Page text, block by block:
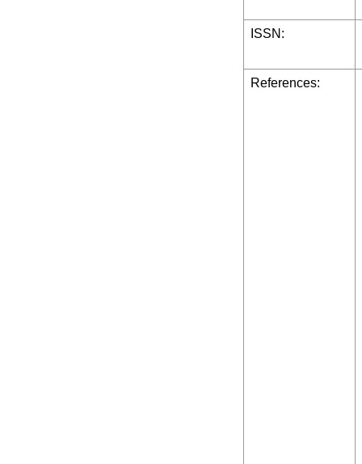
ISSN:
References: